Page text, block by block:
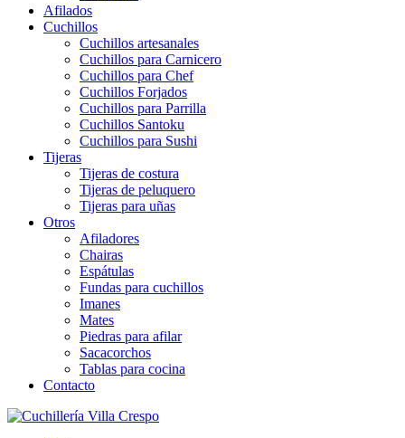
Afilados
Cuchillos
Cuchillos artesanales
Cuchillos para Carnicero
Cuchillos para Chef
Cuchillos Forjados
Cuchillos para Parrilla
Cuchillos Santoku
Cuchillos para Sushi
Tijeras
Tijeras de costura
Tijeras de peluquero
Tijeras para uñas
Otros
Afiladores
Chairas
Espátulas
Fundas para cuchillos
Imanes
Mates
Piedras para afilar
Sacacorchos
Tablas para cocina
Contacto